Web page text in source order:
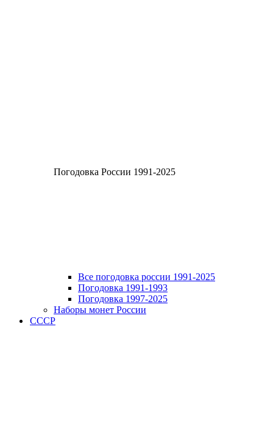
Погодовка России 1991-2025
Все погодовка россии 1991-2025
Погодовка 1991-1993
Погодовка 1997-2025
Наборы монет России
СССР